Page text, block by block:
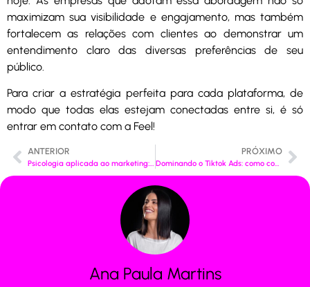
Ana Paula Martins
maximizam sua visibilidade e engajamento, mas também
fortalecem as relações com clientes ao demonstrar um
entendimento claro das diversas preferências de seu
público.
Para criar a estratégia perfeita para cada plataforma, de
modo que todas elas estejam conectadas entre si, é só
entrar em contato com a Feel!
ANTERIOR
Psicologia aplicada ao marketing: conheça os 5 níveis de consciência do consumidor.
PRÓXIMO
Dominando o Tiktok Ads: como começar as suas campanhas no TikTok